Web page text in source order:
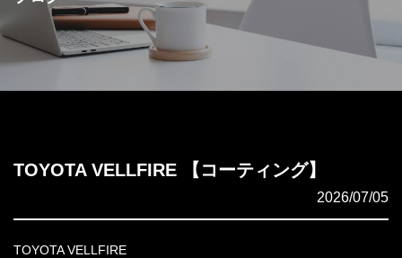
TOYOTA VELLFIRE 【コーティング】
2026/07/05
TOYOTA VELLFIRE